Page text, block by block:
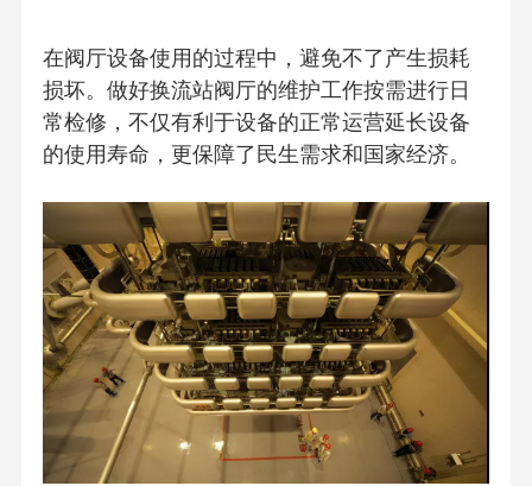
在阀厅设备使用的过程中，避免不了产生损耗
损坏。做好换流站阀厅的维护工作按需进行日
常检修，不仅有利于设备的正常运营延长设备
的使用寿命，更保障了民生需求和国家经济。